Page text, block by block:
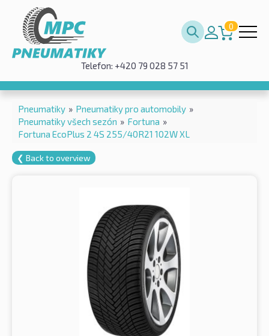
0
Telefon: +420 79 028 57 51
Pneumatiky » Pneumatiky pro automobily »
Pneumatiky všech sezón » Fortuna »
Fortuna EcoPlus 2 4S 255/40R21 102W XL
❮ Back to overview